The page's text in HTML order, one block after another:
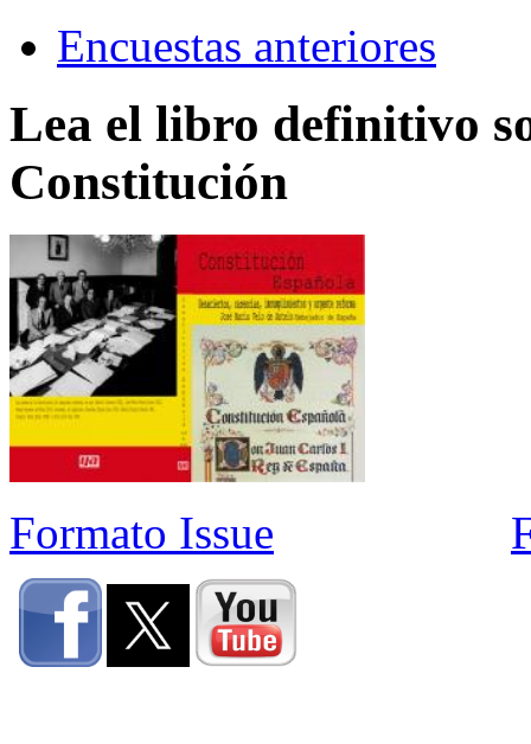
Encuestas anteriores
Lea el libro definitivo
Constitución
Formato Issue